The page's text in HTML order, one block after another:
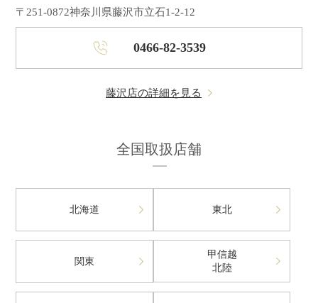
〒251-0872神奈川県藤沢市立石1-2-12
0466-82-3539
藤沢店の詳細を見る
全国取扱店舗
北海道 東北
関東
甲信越
北陸